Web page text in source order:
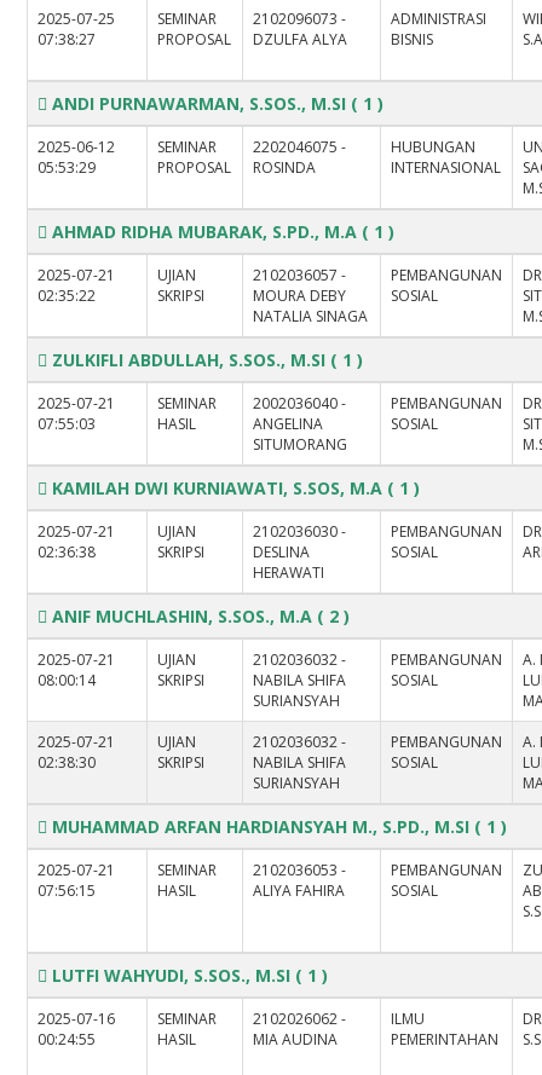
2025-07-25
07:38:27
SEMINAR
PROPOSAL
2102096073 -
DZULFA ALYA
ADMINISTRASI
BISNIS
ANDI PURNAWARMAN, S.SOS., M.SI ( 1 )
2025-06-12
05:53:29
SEMINAR
PROPOSAL
2202046075 -
ROSINDA
HUBUNGAN
INTERNASIONAL
AHMAD RIDHA MUBARAK, S.PD., M.A ( 1 )
2025-07-21
02:35:22
UJIAN
SKRIPSI
2102036057 -
MOURA DEBY
NATALIA SINAGA
PEMBANGUNAN
SOSIAL
ZULKIFLI ABDULLAH, S.SOS., M.SI ( 1 )
2025-07-21
07:55:03
SEMINAR
HASIL
2002036040 -
ANGELINA
SITUMORANG
PEMBANGUNAN
SOSIAL
KAMILAH DWI KURNIAWATI, S.SOS, M.A ( 1 )
2025-07-21
02:36:38
UJIAN
SKRIPSI
2102036030 -
DESLINA
HERAWATI
PEMBANGUNAN
SOSIAL
ANIF MUCHLASHIN, S.SOS., M.A ( 2 )
2025-07-21
08:00:14
UJIAN
SKRIPSI
2102036032 -
NABILA SHIFA
SURIANSYAH
PEMBANGUNAN
SOSIAL
A.
2025-07-21
02:38:30
UJIAN
SKRIPSI
2102036032 -
NABILA SHIFA
SURIANSYAH
PEMBANGUNAN
SOSIAL
A.
MUHAMMAD ARFAN HARDIANSYAH M., S.PD., M.SI ( 1 )
2025-07-21
07:56:15
SEMINAR
HASIL
2102036053 -
ALIYA FAHIRA
PEMBANGUNAN
SOSIAL
LUTFI WAHYUDI, S.SOS., M.SI ( 1 )
2025-07-16
00:24:55
SEMINAR
HASIL
2102026062 -
MIA AUDINA
ILMU
PEMERINTAHAN